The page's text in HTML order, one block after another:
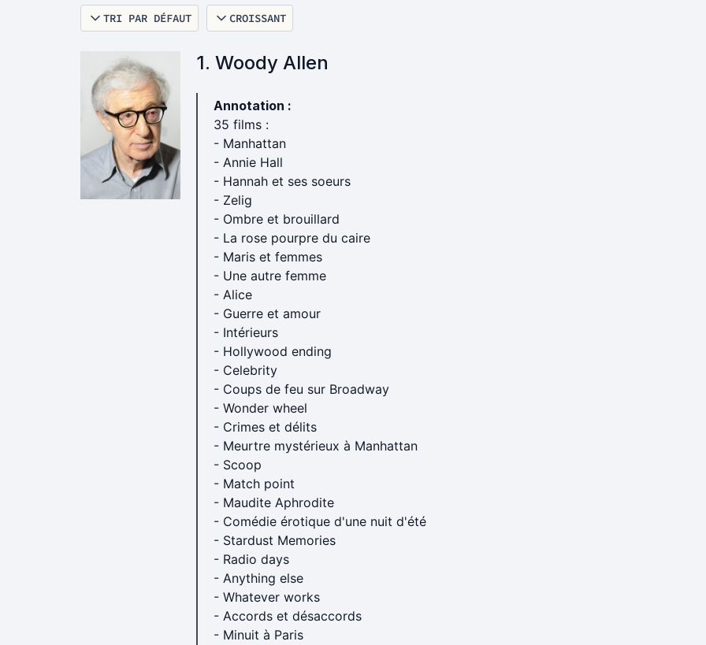
TRI PAR DÉFAUT CROISSANT
1. Woody Allen
Annotation :
35 films :
- Manhattan
- Annie Hall
- Hannah et ses soeurs
- Zelig
- Ombre et brouillard
- La rose pourpre du caire
- Maris et femmes
- Une autre femme
- Alice
- Guerre et amour
- Intérieurs
- Hollywood ending
- Celebrity
- Coups de feu sur Broadway
- Wonder wheel
- Crimes et délits
- Meurtre mystérieux à Manhattan
- Scoop
- Match point
- Maudite Aphrodite
- Comédie érotique d'une nuit d'été
- Stardust Memories
- Radio days
- Anything else
- Whatever works
- Accords et désaccords
- Minuit à Paris